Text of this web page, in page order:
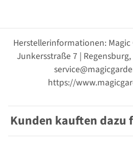
Herstellerinformationen: Magic
Junkersstraße 7 |
https://
Kunden kauften dazu